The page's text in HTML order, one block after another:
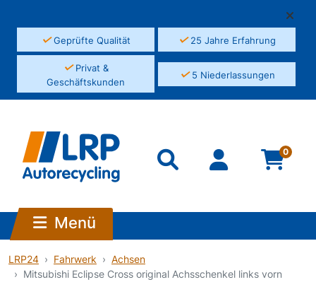
✓Geprüfte Qualität ✓25 Jahre Erfahrung
✓Privat &
Geschäftskunden
✓5 Niederlassungen
0
Menü
LRP24 Fahrwerk
Achsen
Mitsubishi Eclipse Cross original Achsschenkel links vorn